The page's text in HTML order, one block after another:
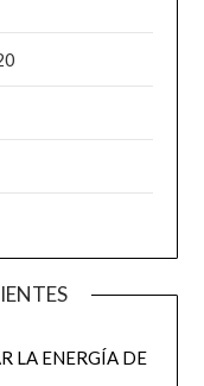
LA ENERGÍA DE